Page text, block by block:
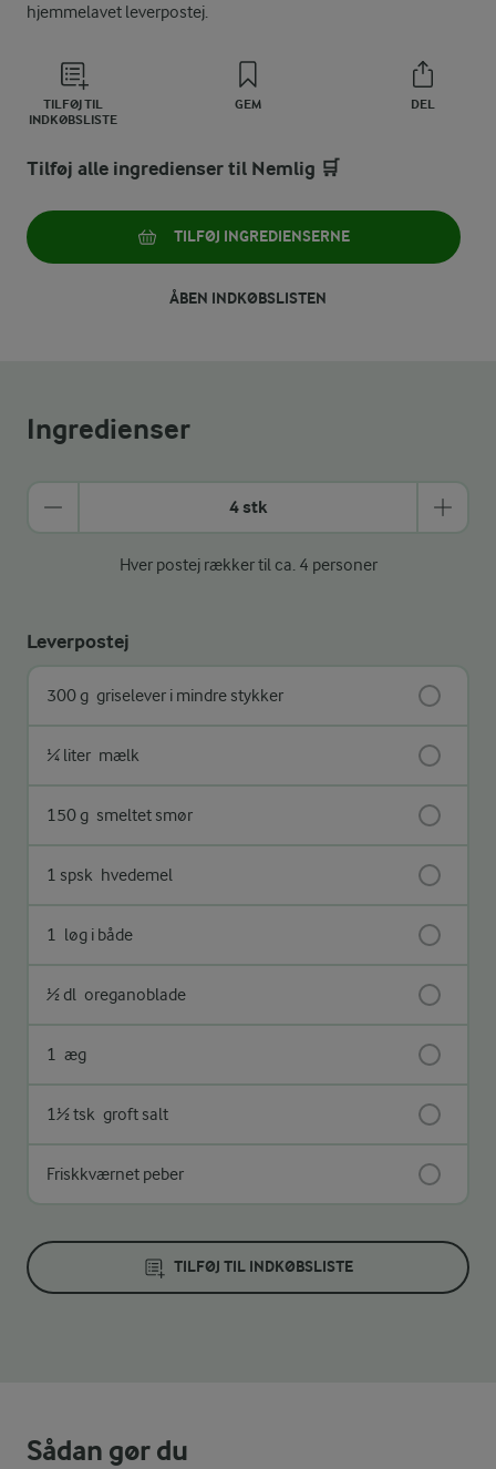
hjemmelavet leverpostej.
TILFØJ TIL
INDKØBSLISTE
GEM DEL
Tilføj alle ingredienser til Nemlig 🛒
TILFØJ INGREDIENSERNE
ÅBEN INDKØBSLISTEN
Ingredienser
4 stk
Hver postej rækker til ca. 4 personer
Leverpostej
300 g griselever i mindre stykker
¼ liter mælk
150 g smeltet smør
1 spsk hvedemel
1 løg i både
½ dl oreganoblade
1 æg
1½ tsk groft salt
Friskkværnet peber
TILFØJ TIL INDKØBSLISTE
Sådan gør du